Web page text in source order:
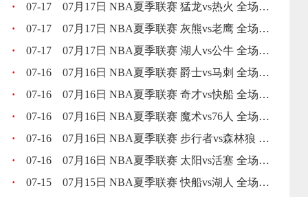
·
07-17
07月17日 NBA夏季联赛 猛龙vs热火 全场录像回放
·
07-17
07月17日 NBA夏季联赛 灰熊vs老鹰 全场录像回放
·
07-17
07月17日 NBA夏季联赛 湖人vs公牛 全场录像回放
·
07-16
07月16日 NBA夏季联赛 爵士vs马刺 全场录像回放
·
07-16
07月16日 NBA夏季联赛 奇才vs快船 全场录像回放
·
07-16
07月16日 NBA夏季联赛 魔术vs76人 全场录像回放
·
07-16
07月16日 NBA夏季联赛 步行者vs森林狼 全场录像回放
·
07-16
07月16日 NBA夏季联赛 太阳vs活塞 全场录像回放
·
07-15
07月15日 NBA夏季联赛 快船vs湖人 全场录像回放